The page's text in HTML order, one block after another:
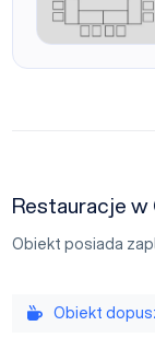
Plan sali U
Restauracje w
Obiekt posiada
Obiekt